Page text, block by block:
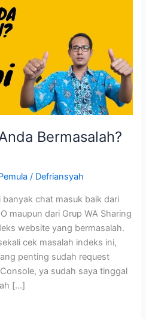
Bermasalah?
/ Defriansyah
chat masuk baik dari
maupun dari Grup WA Sharing
website yang bermasalah.
cek masalah indeks ini,
penting sudah request
ya sudah saya tinggal
[…]